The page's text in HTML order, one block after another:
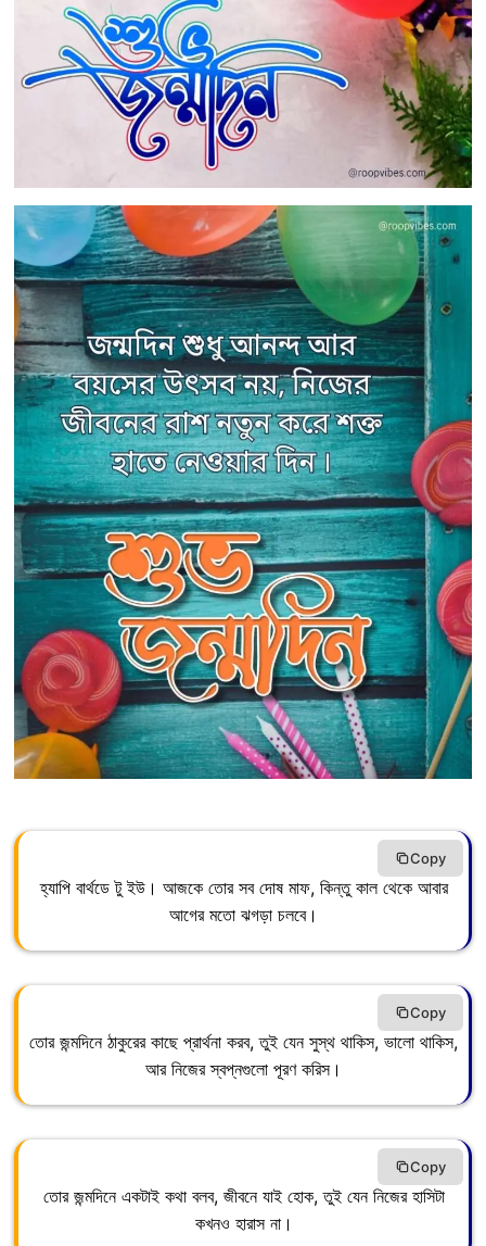
হ্যাপি বার্থডে টু ইউ। আজকে তোর সব দোষ মাফ, কিন্তু কাল থেকে আবার
আগের মতো ঝগড়া চলবে।
Copy
তোর জন্মদিনে ঠাকুরের কাছে প্রার্থনা করব, তুই যেন সুস্থ থাকিস, ভালো থাকিস,
আর নিজের স্বপ্নগুলো পূরণ করিস।
Copy
তোর জন্মদিনে একটাই কথা বলব, জীবনে যাই হোক, তুই যেন নিজের হাসিটা
কখনও হারাস না।
Copy